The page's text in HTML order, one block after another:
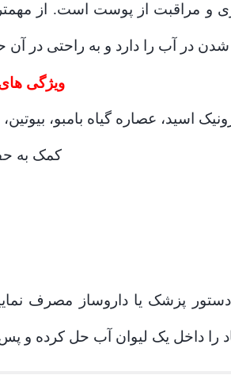
مراقبت از پوست است. از
ویژگی
اسید، عصاره گیاه بامبو،
کمک به
پزشک یا داروساز مصرف